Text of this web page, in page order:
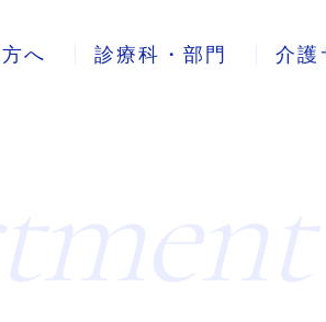
へ 診療科・部門 介護